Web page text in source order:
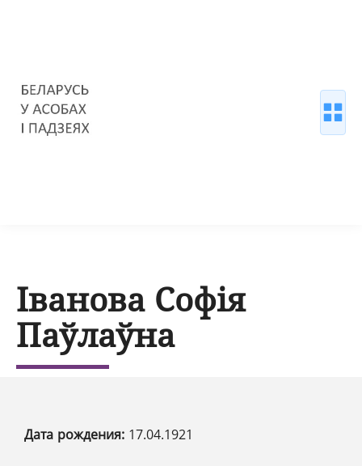
Іванова Софія
Паўлаўна
Дата рождения: 17.04.1921